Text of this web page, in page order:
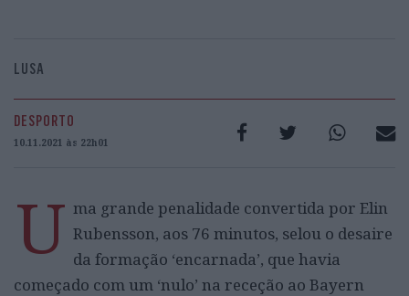
LUSA
DESPORTO
10.11.2021 às 22h01
U ma grande penalidade convertida por Elin
Rubensson, aos 76 minutos, selou o desaire
da formação ‘encarnada’, que havia
começado com um ‘nulo’ na receção ao Bayern